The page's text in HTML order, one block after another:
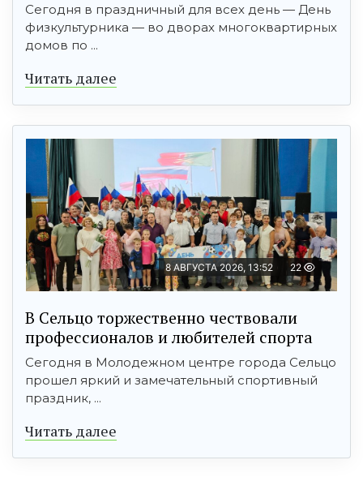
Сегодня в праздничный для всех день — День
физкультурника — во дворах многоквартирных
домов по ...
Читать далее
8 АВГУСТА 2026, 13:52 22
В Сельцо торжественно чествовали
профессионалов и любителей спорта
Сегодня в Молодежном центре города Сельцо
прошел яркий и замечательный спортивный
праздник, ...
Читать далее